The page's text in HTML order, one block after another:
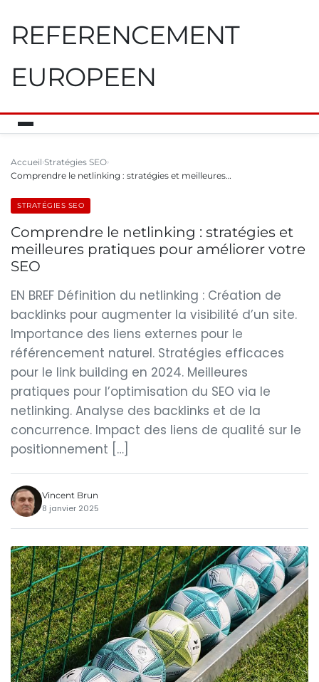
REFERENCEMENT
EUROPEEN
Accueil Stratégies SEO
Comprendre le netlinking : stratégies et meilleures…
STRATÉGIES SEO
Comprendre le netlinking : stratégies et
meilleures pratiques pour améliorer votre
SEO
EN BREF Définition du netlinking : Création de
backlinks pour augmenter la visibilité d’un site.
Importance des liens externes pour le
référencement naturel. Stratégies efficaces
pour le link building en 2024. Meilleures
pratiques pour l’optimisation du SEO via le
netlinking. Analyse des backlinks et de la
concurrence. Impact des liens de qualité sur le
positionnement […]
Vincent Brun
8 janvier 2025